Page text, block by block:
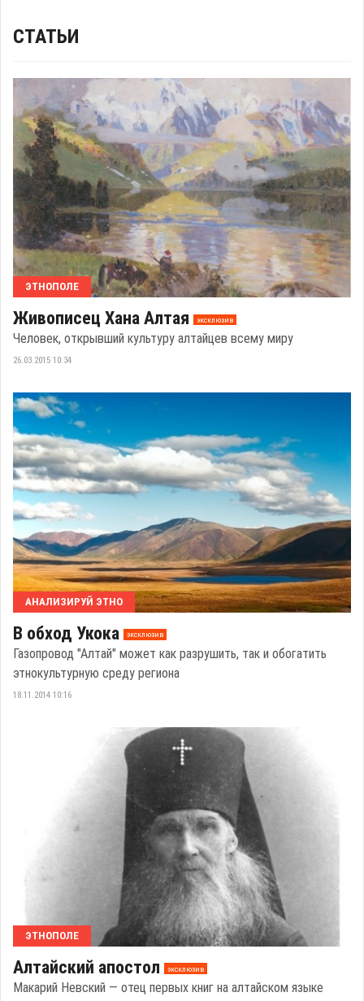
СТАТЬИ
ЭТНОПОЛЕ
Живописец Хана Алтая эксклюзив
Человек, открывший культуру алтайцев всему миру
26.03.2015 10:34
АНАЛИЗИРУЙ ЭТНО
В обход Укока эксклюзив
Газопровод "Алтай" может как разрушить, так и обогатить
этнокультурную среду региона
18.11.2014 10:16
ЭТНОПОЛЕ
Алтайский апостол эксклюзив
Макарий Невский — отец первых книг на алтайском языке